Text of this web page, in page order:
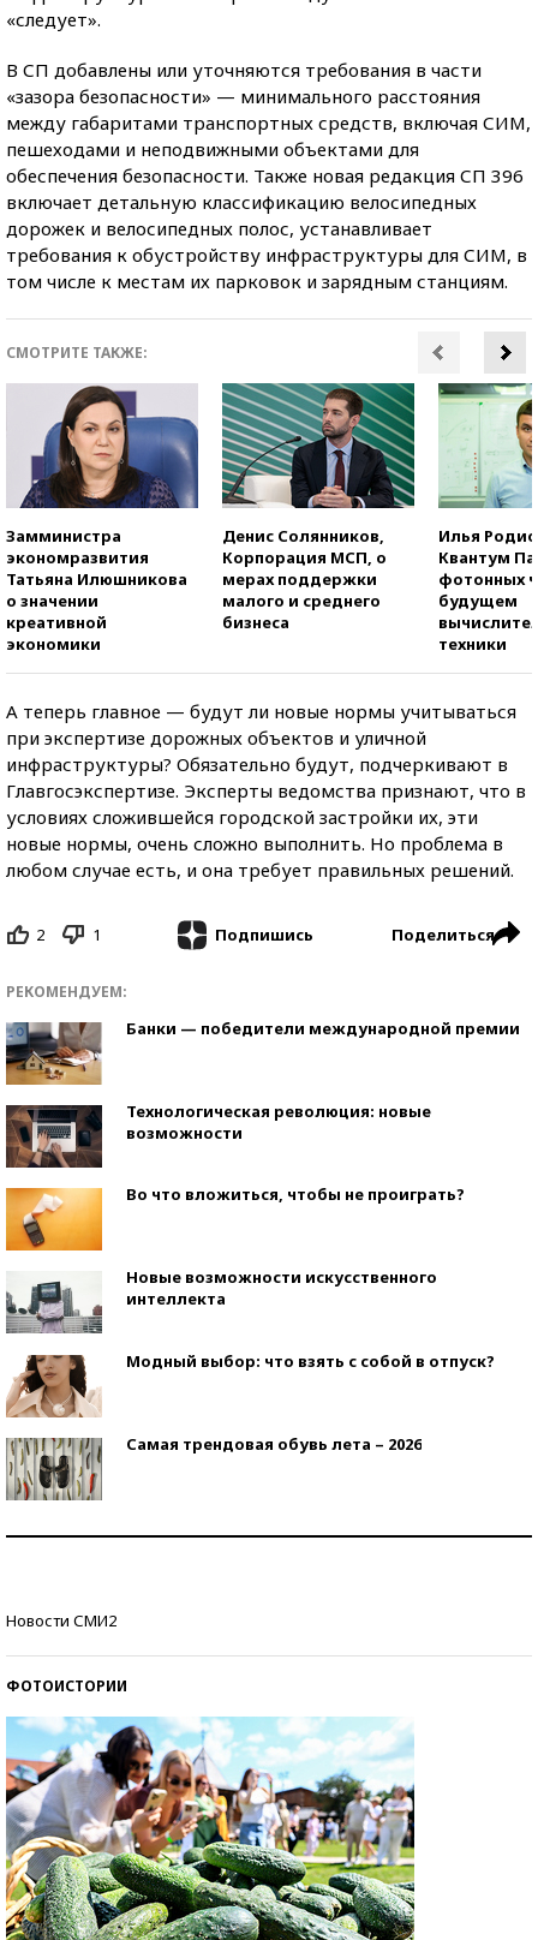
«следует».
В СП добавлены или уточняются требования в части
«зазора безопасности» — минимального расстояния
между габаритами транспортных средств, включая СИМ,
пешеходами и неподвижными объектами для
обеспечения безопасности. Также новая редакция СП 396
включает детальную классификацию велосипедных
дорожек и велосипедных полос, устанавливает
требования к обустройству инфраструктуры для СИМ, в
том числе к местам их парковок и зарядным станциям.
СМОТРИТЕ ТАКЖЕ:
Замминистра
экономразвития
Татьяна Илюшникова
о значении
креативной
экономики
Денис Солянников,
Корпорация МСП, о
мерах поддержки
малого и среднего
бизнеса
Илья
Квантум
фотонных
будущем
техники
А теперь главное — будут ли новые нормы учитываться
при экспертизе дорожных объектов и уличной
инфраструктуры? Обязательно будут, подчеркивают в
Главгосэкспертизе. Эксперты ведомства признают, что в
условиях сложившейся городской застройки их, эти
новые нормы, очень сложно выполнить. Но проблема в
любом случае есть, и она требует правильных решений.
2 1 Подпишись Поделиться
РЕКОМЕНДУЕМ:
Банки — победители международной премии
Технологическая революция: новые
возможности
Во что вложиться, чтобы не проиграть?
Новые возможности искусственного
интеллекта
Модный выбор: что взять с собой в отпуск?
Самая трендовая обувь лета – 2026
Новости СМИ2
ФОТОИСТОРИИ